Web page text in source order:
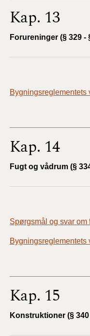
Kap. 13
Forureninger (§ 329 -
Kap. 14
Fugt og vådrum (§
Spørgsmål og svar om
Bygningsreglementets
Kap. 15
Konstruktioner (§ 340